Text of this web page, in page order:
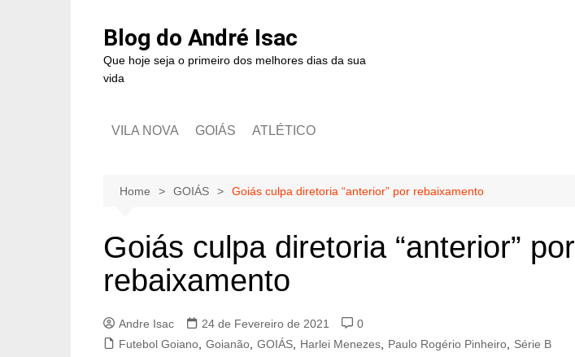
Blog do André Isac
Que hoje seja o primeiro dos melhores dias da sua
vida
VILA NOVA GOIÁS ATLÉTICO
Home GOIÁS Goiás culpa diretoria “anterior” por rebaixamento
Goiás culpa diretoria “anterior” por
rebaixamento
Andre Isac 24 de Fevereiro de 2021
0
Futebol Goiano Goianão GOIÁS Harlei Menezes Paulo Rogério Pinheiro Série B